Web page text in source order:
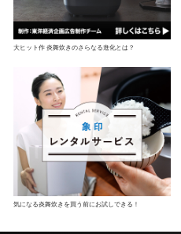
大ヒット作 炎舞炊きのさらなる進化とは？
気になる炎舞炊きを買う前にお試しできる！